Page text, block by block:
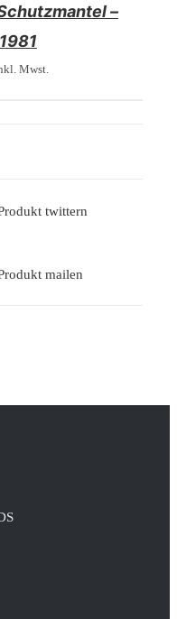
–
Mwst.
twittern
mailen